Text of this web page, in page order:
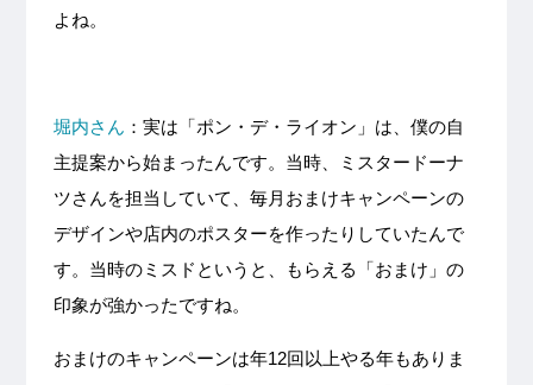
よね。
堀内さん ：実は「ポン・デ・ライオン」は、僕の自
主提案から始まったんです。当時、ミスタードーナ
ツさんを担当していて、毎月おまけキャンペーンの
デザインや店内のポスターを作ったりしていたんで
す。当時のミスドというと、もらえる「おまけ」の
印象が強かったですね。
おまけのキャンペーンは年12回以上やる年もありま